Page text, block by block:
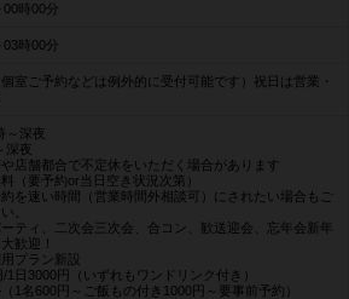
00時00分
03時00分
個室ご予約などは例外的に受付可能です）祝日は営業・
～深夜
深夜
店舗都合で不定休をいただく場合があります
（要予約or当日空き状況次第）
を速い時間（営業時間外相談可）にされたい場合もご
。
ーティ、二次会三次会、合コン、歓送迎会、忘年会新年
歓迎！
プラン新設
1日3000円（いずれもワンドリンク付き）
1名600円～ご飯もの付き1000円～要事前予約）